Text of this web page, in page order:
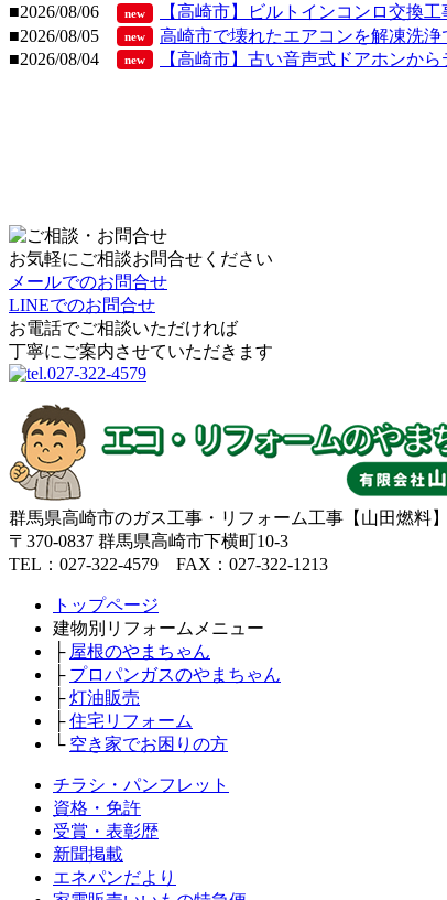
■2026/08/06
new
【高崎市】ビルトインコンロ交換
■2026/08/05
new
高崎市で壊れたエアコンを解凍洗
■2026/08/04
new 【高崎市】古い音声式ドアホンか
お気軽にご相談お問合せください
メールでのお問合せ
LINEでのお問合せ
お電話でご相談いただければ
丁寧にご案内させていただきます
群馬県高崎市のガス工事・リフォーム工事【山田燃料】
〒370-0837 群馬県高崎市下横町10-3
TEL：027-322-4579 FAX：027-322-1213
トップページ
建物別リフォームメニュー
├ 屋根のやまちゃん
├ プロパンガスのやまちゃん
├灯油販売
├住宅リフォーム
└ 空き家でお困りの方
チラシ・パンフレット
資格・免許
受賞・表彰歴
新聞掲載
エネパンだより